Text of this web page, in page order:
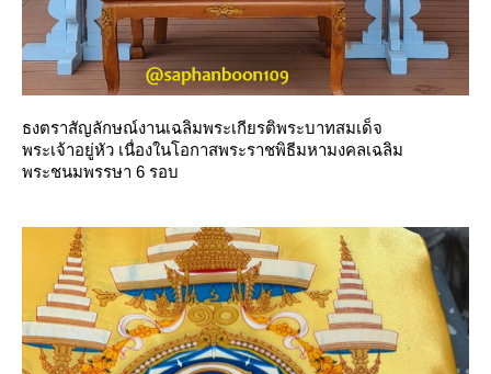
ธงตราสัญลักษณ์งานเฉลิมพระเกียรติพระบาทสมเด็จ
พระเจ้าอยู่หัว เนื่องในโอกาสพระราชพิธีมหามงคลเฉลิม
พระชนมพรรษา 6 รอบ